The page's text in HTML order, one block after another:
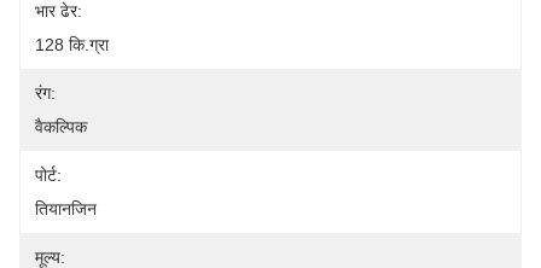
भार ढेर:
128 कि.ग्रा
रंग:
वैकल्पिक
पोर्ट:
तियानजिन
मूल्य: